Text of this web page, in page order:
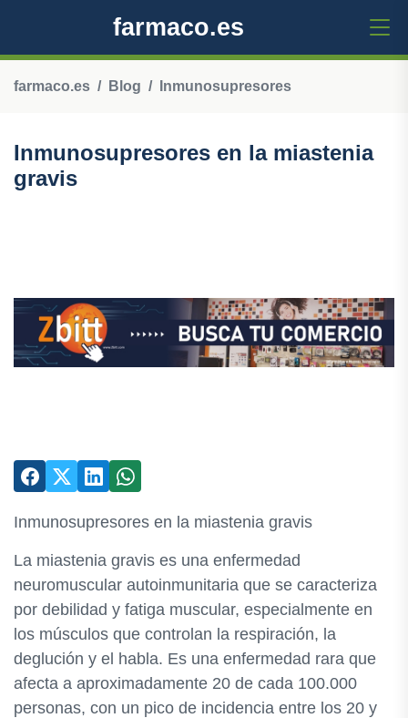
farmaco.es
farmaco.es Blog Inmunosupresores
Inmunosupresores en la miastenia
gravis
Inmunosupresores en la miastenia gravis
La miastenia gravis es una enfermedad
neuromuscular autoinmunitaria que se caracteriza
por debilidad y fatiga muscular, especialmente en
los músculos que controlan la respiración, la
deglución y el habla. Es una enfermedad rara que
afecta a aproximadamente 20 de cada 100.000
personas, con un pico de incidencia entre los 20 y